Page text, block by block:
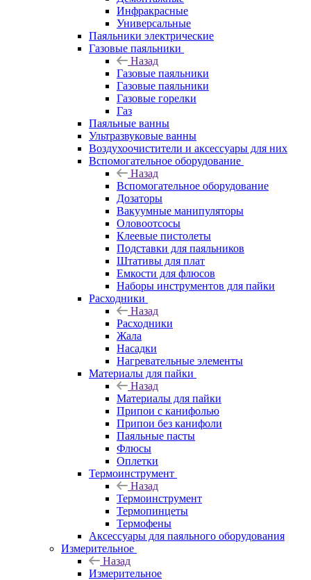
Инфракрасные
Универсальные
Паяльники электрические
Газовые паяльники
Назад
Газовые паяльники
Газовые паяльники
Газовые горелки
Газ
Паяльные ванны
Ультразвуковые ванны
Воздухоочистители и аксессуары для них
Вспомогательное оборудование
Назад
Вспомогательное оборудование
Дозаторы
Вакуумные манипуляторы
Оловоотсосы
Клеевые пистолеты
Подставки для паяльников
Штативы для плат
Емкости для флюсов
Наборы инструментов для пайки
Расходники
Назад
Расходники
Жала
Насадки
Нагревательные элементы
Материалы для пайки
Назад
Материалы для пайки
Припои с канифолью
Припои без канифоли
Паяльные пасты
Флюсы
Оплетки
Термоинструмент
Назад
Термоинструмент
Термопинцеты
Термофены
Аксессуары для паяльного оборудования
Измерительное
Назад
Измерительное